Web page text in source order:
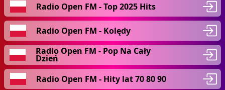
Radio Open FM - Top 2025 Hits
Radio Open FM - Kolędy
Radio Open FM - Pop Na Cały
Dzień
Radio Open FM - Hity lat 70 80 90